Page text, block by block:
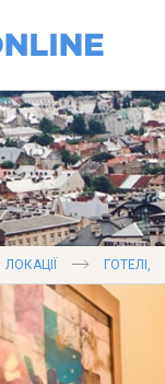
ЛОКАЦІЇ ГОТЕЛІ ,